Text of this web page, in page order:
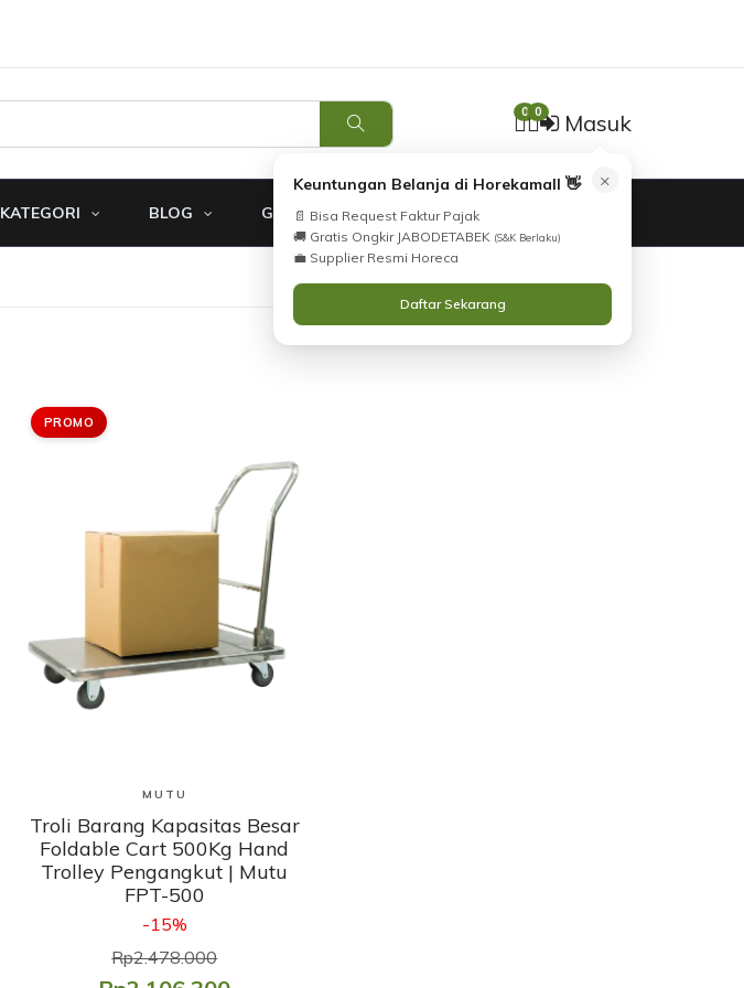
0 0 Masuk
×
Keuntungan Belanja di Horekamall 👋
📄 Bisa Request Faktur Pajak
🚚 Gratis Ongkir JABODETABEK (S&K Berlaku)
💼 Supplier Resmi Horeca
Daftar Sekarang
KATEGORI BLOG GARANSI
PROMO
Lihat Produk
MUTU
Troli Barang Kapasitas Besar
Foldable Cart 500Kg Hand
Trolley Pengangkut | Mutu
FPT-500
-15%
Rp2.478.000
i